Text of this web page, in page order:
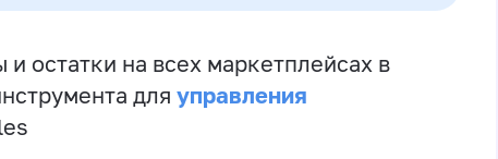
остатки на всех маркетплейсах в
для управления